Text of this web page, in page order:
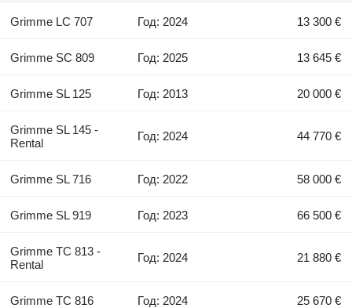
Grimme LC 707 Год: 2024 13 300 €
Grimme SC 809 Год: 2025 13 645 €
Grimme SL 125 Год: 2013 20 000 €
Grimme SL 145 -
Rental
Год: 2024 44 770 €
Grimme SL 716 Год: 2022 58 000 €
Grimme SL 919 Год: 2023 66 500 €
Grimme TC 813 -
Rental
Год: 2024 21 880 €
Grimme TC 816 Год: 2024 25 670 €